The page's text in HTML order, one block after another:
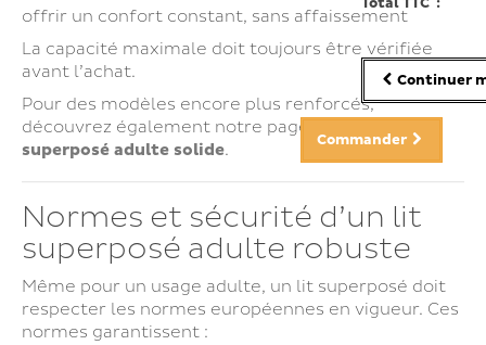
Continuer
Commander
offrir un confort constant, sans affaissement
La capacité maximale doit toujours être vérifiée
avant l’achat.
Pour des modèles encore plus renforcés,
découvrez également notre page dédiée aulit
superposé adulte solide.
Normes et sécurité d’un lit
superposé adulte robuste
Même pour un usage adulte, un lit superposé doit
respecter les normes européennes en vigueur. Ces
normes garantissent :